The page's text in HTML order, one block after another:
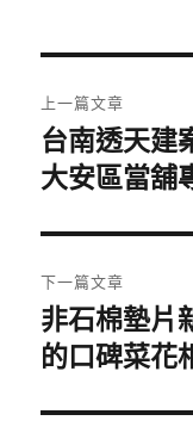
章
導
覽
上一篇文章
上
一
文
章:
台南透天建
大安區當舖
下一篇文章
下
一
文
非石棉墊片
的口碑菜花